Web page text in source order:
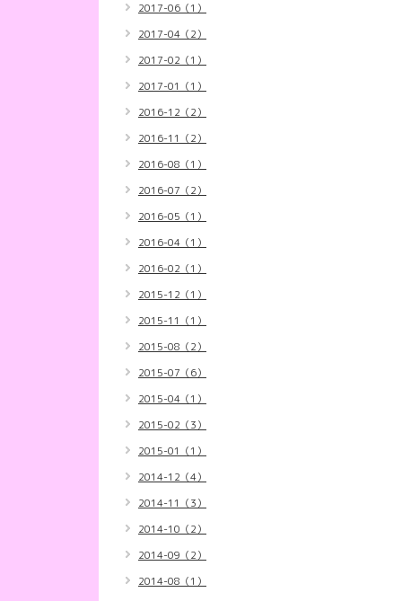
2017-06（1）
2017-04（2）
2017-02（1）
2017-01（1）
2016-12（2）
2016-11（2）
2016-08（1）
2016-07（2）
2016-05（1）
2016-04（1）
2016-02（1）
2015-12（1）
2015-11（1）
2015-08（2）
2015-07（6）
2015-04（1）
2015-02（3）
2015-01（1）
2014-12（4）
2014-11（3）
2014-10（2）
2014-09（2）
2014-08（1）